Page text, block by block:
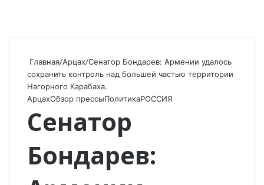
Главная/Арцах/Сенатор Бондарев: Армении удалось
сохранить контроль над большей частью территории
Нагорного Карабаха.
АрцахОбзор прессыПолитикаРОССИЯ
Сенатор
Бондарев: